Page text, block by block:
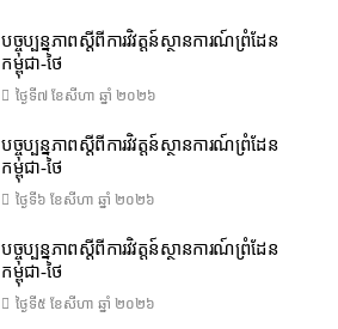
បច្ចុប្បន្នភាពស្ដីពីការវិវត្តន៍ស្ថានការណ៍ព្រំដែន
កម្ពុជា-ថៃ
ថ្ងៃទី៧ ខែ​សីហា ឆ្នាំ ២០២៦
បច្ចុប្បន្នភាពស្ដីពីការវិវត្តន៍ស្ថានការណ៍ព្រំដែន
កម្ពុជា-ថៃ
ថ្ងៃទី៦ ខែ​សីហា ឆ្នាំ ២០២៦
បច្ចុប្បន្នភាពស្ដីពីការវិវត្តន៍ស្ថានការណ៍ព្រំដែន
កម្ពុជា-ថៃ
ថ្ងៃទី៥ ខែ​សីហា ឆ្នាំ ២០២៦